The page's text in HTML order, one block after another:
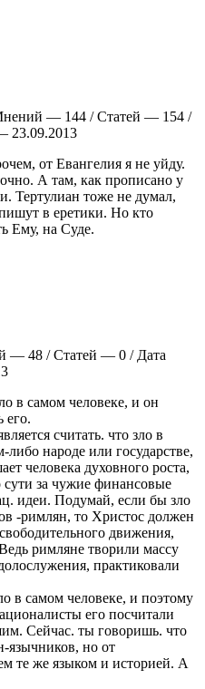
— 144 / Статей — 154 /
23.09.2013
от Евангелия я не уйду.
А там, как прописано у
Тертулиан тоже не думал,
в еретики. Но кто
Ему, на Суде.
— 48 / Статей — 0 / Дата
в самом человеке, и он
его.
считать. что зло в
либо народе или государстве,
человека духовного роста,
сути за чужие финансовые
идеи. Подумай, если бы зло
-римлян, то Христос должен
движения,
римляне творили массу
практиковали
в самом человеке, и поэтому
его посчитали
Сейчас. ты говоришь. что
язычников, но от
те же языком и историей. А